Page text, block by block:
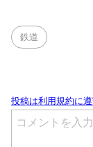
鉄道